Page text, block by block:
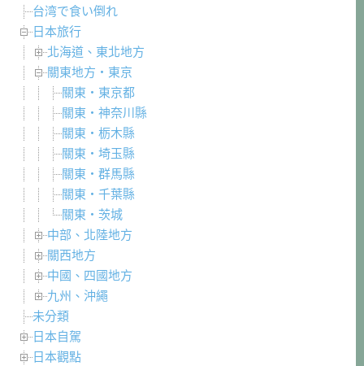
台湾で食い倒れ
日本旅行
北海道、東北地方
關東地方・東京
關東・東京都
關東・神奈川縣
關東・栃木縣
關東・埼玉縣
關東・群馬縣
關東・千葉縣
關東・茨城
中部、北陸地方
關西地方
中國、四國地方
九州、沖繩
未分類
日本自駕
日本觀點